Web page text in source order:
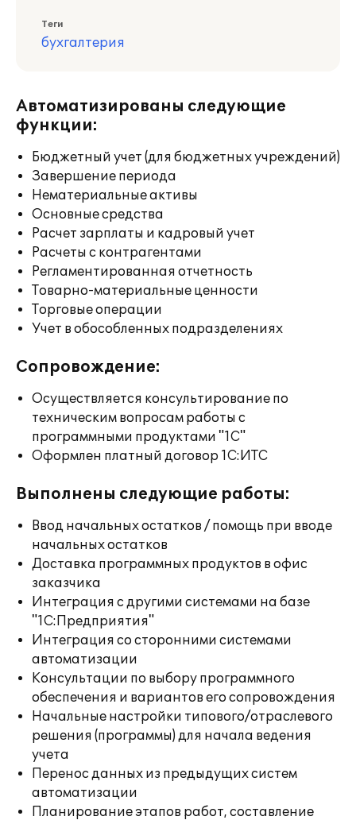
Теги
бухгалтерия
Автоматизированы следующие
функции:
Бюджетный учет (для бюджетных учреждений)
Завершение периода
Нематериальные активы
Основные средства
Расчет зарплаты и кадровый учет
Расчеты с контрагентами
Регламентированная отчетность
Товарно-материальные ценности
Торговые операции
Учет в обособленных подразделениях
Сопровождение:
Осуществляется консультирование по
техническим вопросам работы с
программными продуктами "1С"
Оформлен платный договор 1С:ИТС
Выполнены следующие работы:
Ввод начальных остатков / помощь при вводе
начальных остатков
Доставка программных продуктов в офис
заказчика
Интеграция с другими системами на базе
"1С:Предприятия"
Интеграция со сторонними системами
автоматизации
Консультации по выбору программного
обеспечения и вариантов его сопровождения
Начальные настройки типового/отраслевого
решения (программы) для начала ведения
учета
Перенос данных из предыдущих систем
автоматизации
Планирование этапов работ, составление